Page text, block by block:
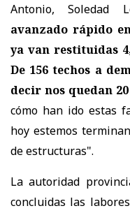
Antonio, Soledad
avanzado rápido
ya van restituidas
De 156 techos a
decir nos quedan
cómo han ido estas
hoy estemos
de estructuras".
La autoridad
concluidas las